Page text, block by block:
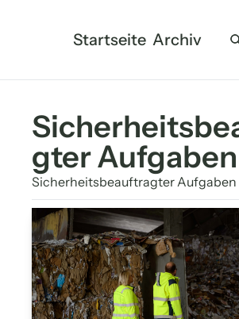
Startseite Archiv
gter Aufgaben
Sicherheitsbeauftragter Aufgaben